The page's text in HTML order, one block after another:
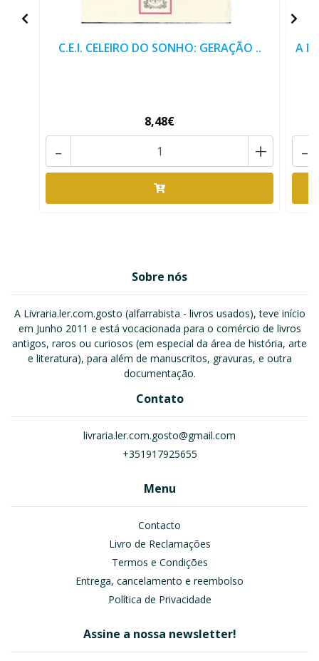
C.E.I. CELEIRO DO SONHO: GERAÇÃO ..
8,48€
+
-
A
-
Sobre nós
A Livraria.ler.com.gosto (alfarrabista - livros usados), teve início
em Junho 2011 e está vocacionada para o comércio de livros
antigos, raros ou curiosos (em especial da área de história, arte
e literatura), para além de manuscritos, gravuras, e outra
documentação.
Contato
livraria.ler.com.gosto@gmail.com
+351917925655
Menu
Contacto
Livro de Reclamações
Termos e Condições
Entrega, cancelamento e reembolso
Política de Privacidade
Assine a nossa newsletter!